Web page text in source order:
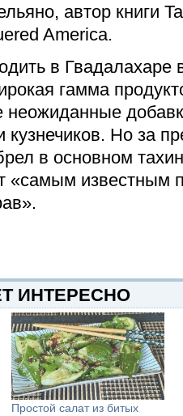
автор книги
America.
в Гвадалахаре
гамма
кузнечиков. Но за
в основном
«самым известным
ИНТЕРЕСНО
Простой салат из битых